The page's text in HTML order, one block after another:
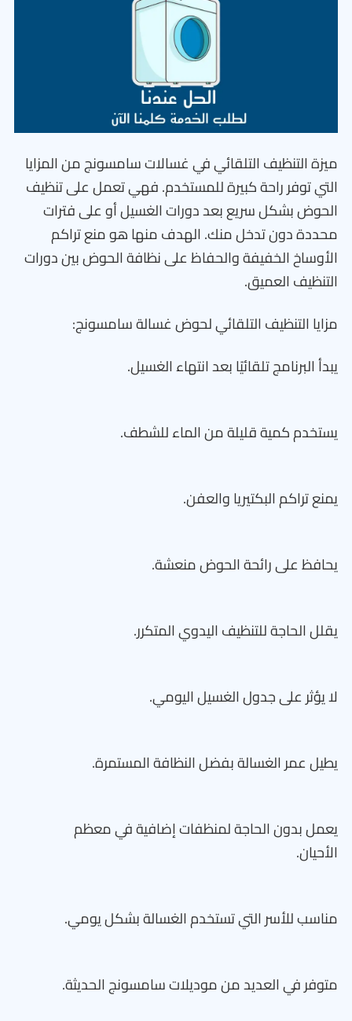
ميزة التنظيف التلقائي في غسالات سامسونج من المزايا
التي توفر راحة كبيرة للمستخدم. فهي تعمل على تنظيف
الحوض بشكل سريع بعد دورات الغسيل أو على فترات
محددة دون تدخل منك. الهدف منها هو منع تراكم
الأوساخ الخفيفة والحفاظ على نظافة الحوض بين دورات
التنظيف العميق.
مزايا التنظيف التلقائي لحوض غسالة سامسونج:
يبدأ البرنامج تلقائيًا بعد انتهاء الغسيل.
يستخدم كمية قليلة من الماء للشطف.
يمنع تراكم البكتيريا والعفن.
يحافظ على رائحة الحوض منعشة.
يقلل الحاجة للتنظيف اليدوي المتكرر.
لا يؤثر على جدول الغسيل اليومي.
يطيل عمر الغسالة بفضل النظافة المستمرة.
يعمل بدون الحاجة لمنظفات إضافية في معظم
الأحيان.
مناسب للأسر التي تستخدم الغسالة بشكل يومي.
متوفر في العديد من موديلات سامسونج الحديثة.